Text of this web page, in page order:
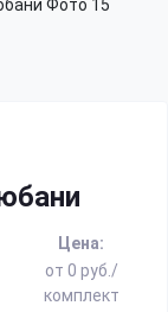
Цена:
от 0 руб./
комплект